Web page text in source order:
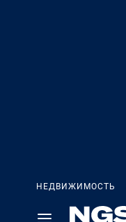
НЕДВИЖИМОСТЬ